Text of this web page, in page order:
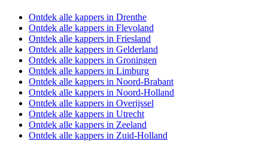
Ontdek alle kappers in Drenthe
Ontdek alle kappers in Flevoland
Ontdek alle kappers in Friesland
Ontdek alle kappers in Gelderland
Ontdek alle kappers in Groningen
Ontdek alle kappers in Limburg
Ontdek alle kappers in Noord-Brabant
Ontdek alle kappers in Noord-Holland
Ontdek alle kappers in Overijssel
Ontdek alle kappers in Utrecht
Ontdek alle kappers in Zeeland
Ontdek alle kappers in Zuid-Holland